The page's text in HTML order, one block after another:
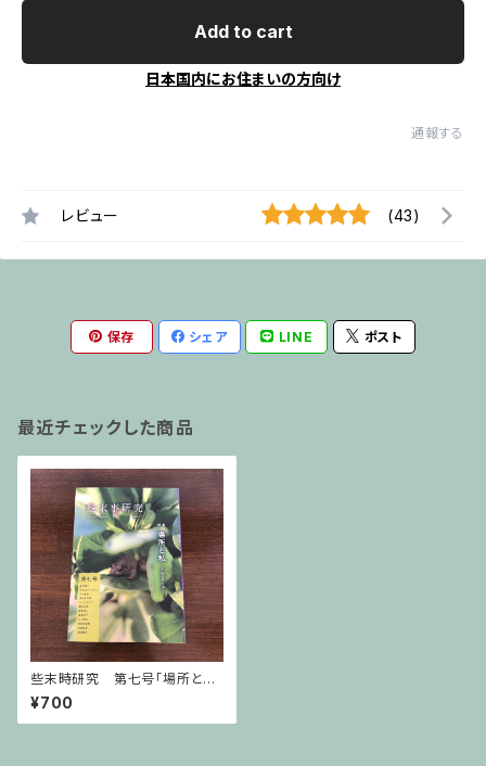
Add to cart
日本国内にお住まいの方向け
通報する
レビュー (43)
保存 シェア LINE ポスト
最近チェックした商品
些末時研究 第七号「場所と私
－私のテンポ」（リトルプレス）
¥700